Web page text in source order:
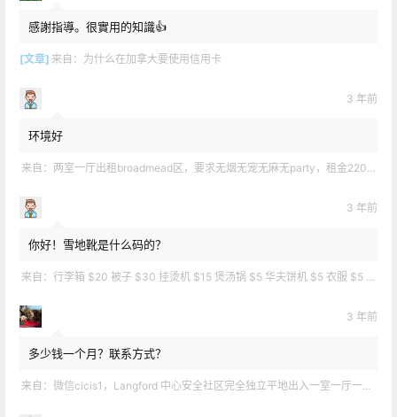
感謝指導。很實用的知識👍
[文章] 来自： 为什么在加拿大要使用信用卡
3 年前
环境好
来自： 两室一厅出租broadmead区，要求无烟无宠无麻无party，租金2200不包水电有意短信联系2508858496
3 年前
你好！雪地靴是什么码的？
来自： 行李箱 $20 被子 $30 挂烫机 $15 煲汤锅 $5 华夫饼机 $5 衣服 $5 雪地靴 $10 滑雪手套 $10 宜家衣物收纳 .
3 年前
多少钱一个月？联系方式？
来自： 微信cicis1，Langford 中心安全社区完全独立平地出入一室一厅一书房步行5分钟到公车站和商业圈 有后花园和.